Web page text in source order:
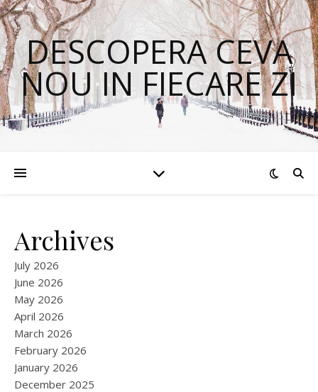
DESCOPERA CEVA
NOU IN FIECARE ZI
Archives
July 2026
June 2026
May 2026
April 2026
March 2026
February 2026
January 2026
December 2025